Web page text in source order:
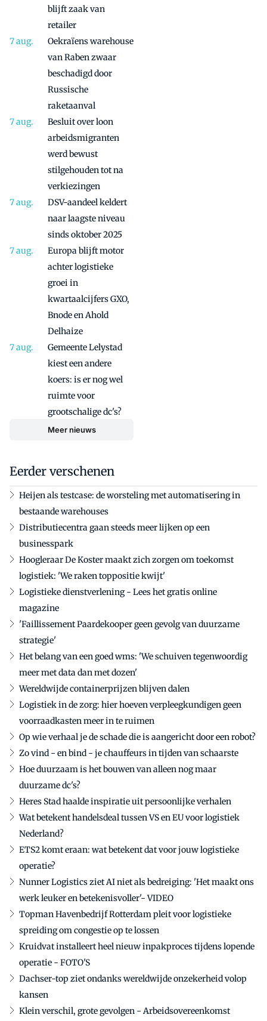
blijft zaak van
retailer
Oekraïens warehouse
van Raben zwaar
beschadigd door
Russische
raketaanval
Besluit over loon
arbeidsmigranten
werd bewust
stilgehouden tot na
verkiezingen
DSV-aandeel keldert
naar laagste niveau
sinds oktober 2025
Europa blijft motor
achter logistieke
groei in
kwartaalcijfers GXO,
Bnode en Ahold
Delhaize
Gemeente Lelystad
kiest een andere
koers: is er nog wel
ruimte voor
grootschalige dc's?
Meer nieuws
Eerder verschenen
Heijen als testcase: de worsteling met automatisering in
bestaande warehouses
Distributiecentra gaan steeds meer lijken op een
businesspark
Hoogleraar De Koster maakt zich zorgen om toekomst
logistiek: 'We raken toppositie kwijt'
Logistieke dienstverlening - Lees het gratis online
magazine
'Faillissement Paardekooper geen gevolg van duurzame
strategie'
Het belang van een goed wms: 'We schuiven tegenwoordig
meer met data dan met dozen'
Wereldwijde containerprijzen blijven dalen
Logistiek in de zorg: hier hoeven verpleegkundigen geen
voorraadkasten meer in te ruimen
Op wie verhaal je de schade die is aangericht door een robot?
Zo vind - en bind - je chauffeurs in tijden van schaarste
Hoe duurzaam is het bouwen van alleen nog maar
duurzame dc's?
Heres Stad haalde inspiratie uit persoonlijke verhalen
Wat betekent handelsdeal tussen VS en EU voor logistiek
Nederland?
ETS2 komt eraan: wat betekent dat voor jouw logistieke
operatie?
Nunner Logistics ziet AI niet als bedreiging: 'Het maakt ons
werk leuker en betekenisvoller'- VIDEO
Topman Havenbedrijf Rotterdam pleit voor logistieke
spreiding om congestie op te lossen
Kruidvat installeert heel nieuw inpakproces tijdens lopende
operatie - FOTO'S
Dachser-top ziet ondanks wereldwijde onzekerheid volop
kansen
Klein verschil, grote gevolgen - Arbeidsovereenkomst